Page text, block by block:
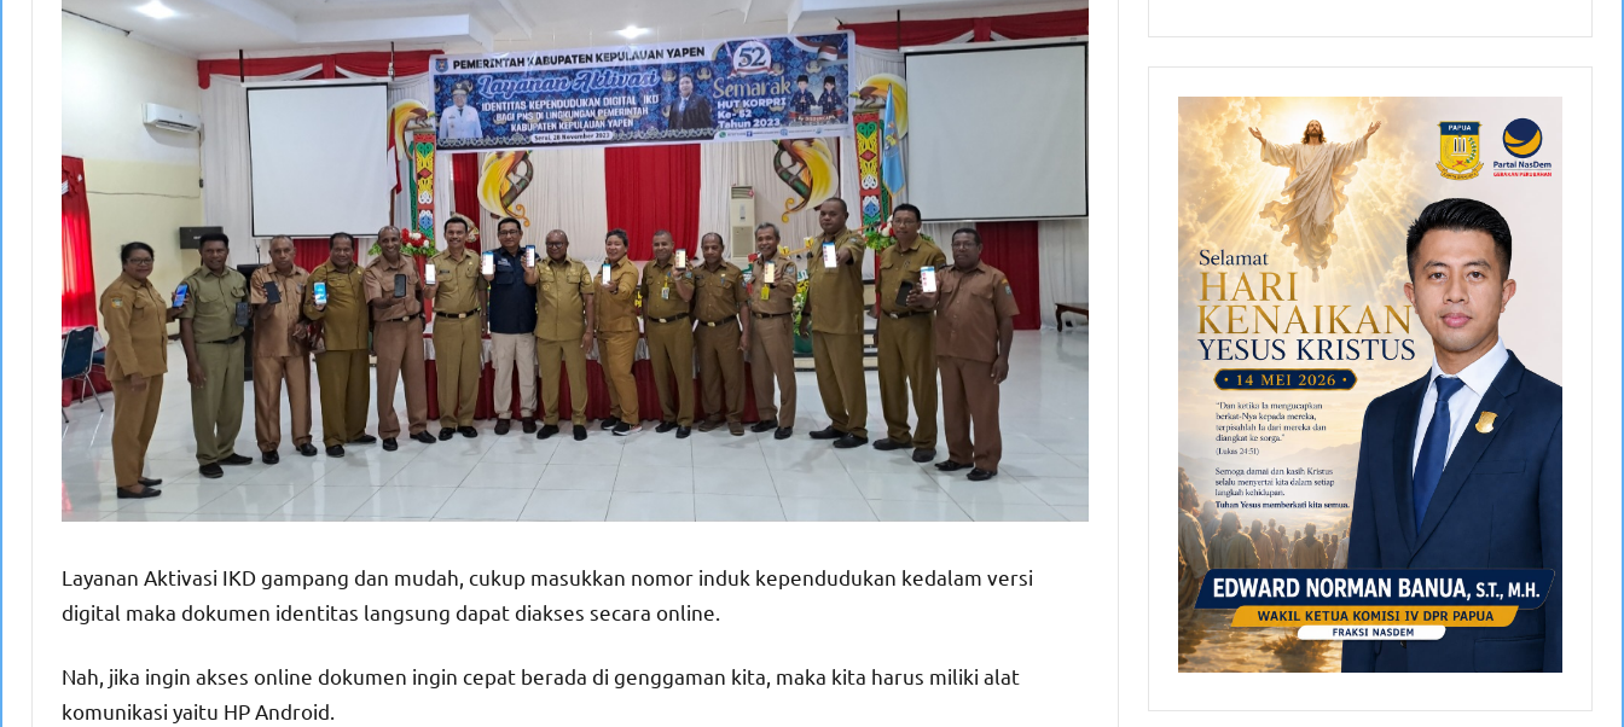
Layanan Aktivasi IKD gampang dan mudah, cukup masukkan nomor induk kependudukan kedalam versi
digital maka dokumen identitas langsung dapat diakses secara online.
Nah, jika ingin akses online dokumen ingin cepat berada di genggaman kita, maka kita harus miliki alat
komunikasi yaitu HP Android.